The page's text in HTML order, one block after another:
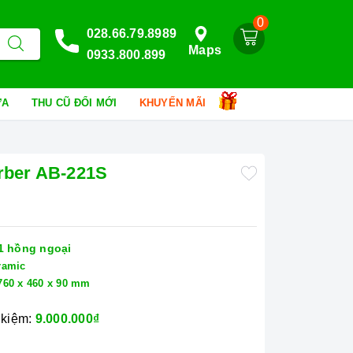
0
Maps
028.66.79.8989
0933.800.899
THU CŨ ĐỔI MỚI KHUYẾN MÃI
AB-221S
hồng ngoại
x 460 x 90 mm
9.000.000₫